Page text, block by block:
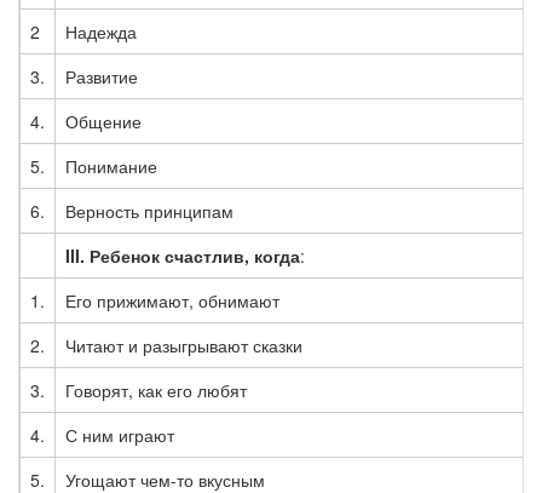
2
Надежда
3.
Развитие
4.
Общение
5.
Понимание
6.
Верность принципам
III. Ребенок счастлив, когда:
1.
Его прижимают, обнимают
2.
Читают и разыгрывают сказки
3.
Говорят, как его любят
4.
С ним играют
5.
Угощают чем-то вкусным